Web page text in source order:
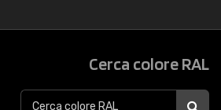
Cerca colore RAL